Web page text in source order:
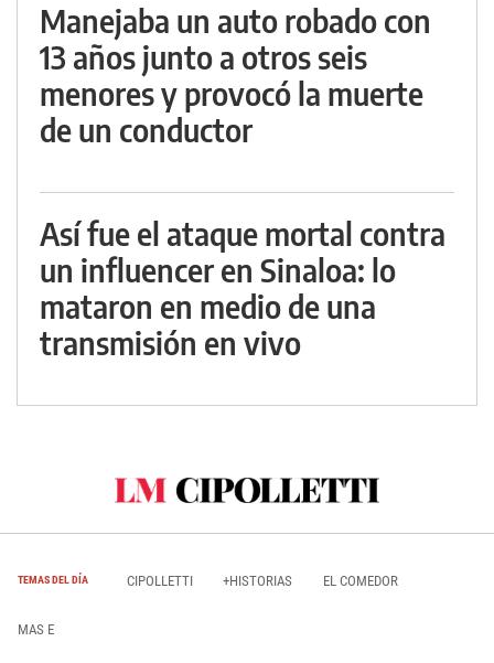
Manejaba un auto robado con
13 años junto a otros seis
menores y provocó la muerte
de un conductor
Así fue el ataque mortal contra
un influencer en Sinaloa: lo
mataron en medio de una
transmisión en vivo
TEMAS DEL DÍA CIPOLLETTI +HISTORIAS EL COMEDOR
MAS E